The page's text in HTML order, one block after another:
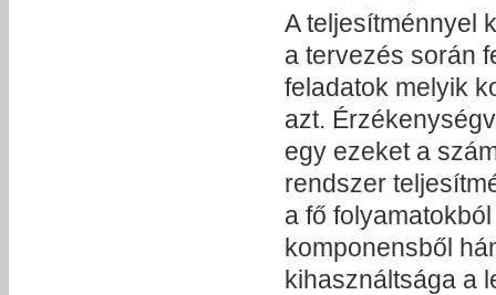
A teljesítménnyel
a tervezés során
feladatok melyik
azt.
egy ezeket a
rendszer
a fő
komponensből
kihasználtsága a